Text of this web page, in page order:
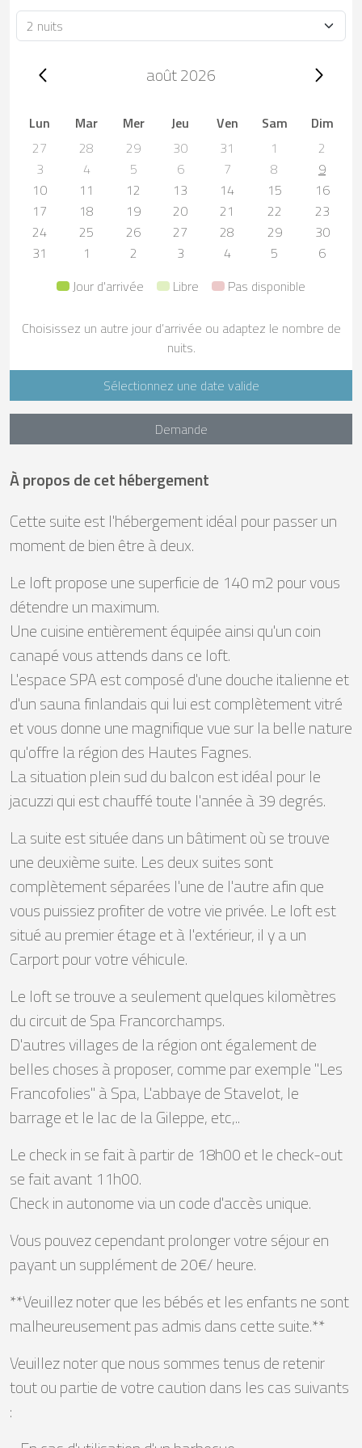
Durée
Trip dates, août 2026août 2026
Lun Mar Mer Jeu Ven Sam
Dim
27
28 29 30 31 1
2
3
4 5 6 7 8
9
10
11 12 13 14 15
16
17
18 19 20 21 22
23
24
25 26 27 28 29
30
31
1 2 3 4 5
6
Jour d'arrivée
Libre Pas disponible
Choisissez un autre jour d’arrivée ou adaptez le nombre de
nuits.
Sélectionnez une date valide
Demande
À propos de cet hébergement
Cette suite est l'hébergement idéal pour passer un
moment de bien être à deux.
Le loft propose une superficie de 140 m2 pour vous
détendre un maximum.
Une cuisine entièrement équipée ainsi qu'un coin
canapé vous attends dans ce loft.
L'espace SPA est composé d'une douche italienne et
d'un sauna finlandais qui lui est complètement vitré
et vous donne une magnifique vue sur la belle nature
qu'offre la région des Hautes Fagnes.
La situation plein sud du balcon est idéal pour le
jacuzzi qui est chauffé toute l'année à 39 degrés.
La suite est située dans un bâtiment où se trouve
une deuxième suite. Les deux suites sont
complètement séparées l'une de l'autre afin que
vous puissiez profiter de votre vie privée. Le loft est
situé au premier étage et à l'extérieur, il y a un
Carport pour votre véhicule.
Le loft se trouve a seulement quelques kilomètres
du circuit de Spa Francorchamps.
D'autres villages de la région ont également de
belles choses à proposer, comme par exemple "Les
Francofolies" à Spa, L'abbaye de Stavelot, le
barrage et le lac de la Gileppe, etc,..
Le check in se fait à partir de 18h00 et le check-out
se fait avant 11h00.
Check in autonome via un code d'accès unique.
Vous pouvez cependant prolonger votre séjour en
payant un supplément de 20€/ heure.
**Veuillez noter que les bébés et les enfants ne sont
malheureusement pas admis dans cette suite.**
Veuillez noter que nous sommes tenus de retenir
tout ou partie de votre caution dans les cas suivants
: